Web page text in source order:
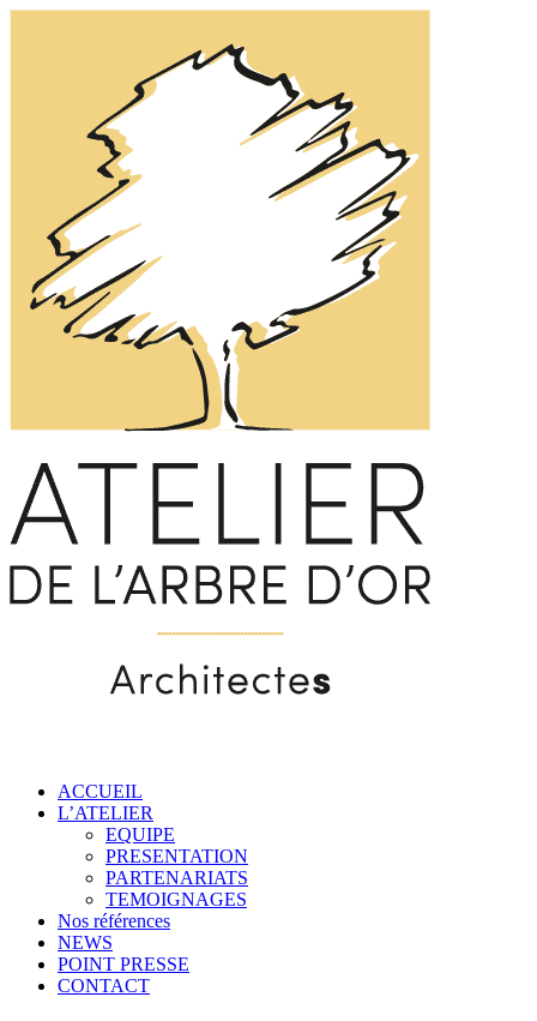
ACCUEIL
L’ATELIER
EQUIPE
PRESENTATION
PARTENARIATS
TEMOIGNAGES
Nos références
NEWS
POINT PRESSE
CONTACT